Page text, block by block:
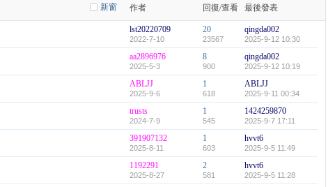
新窗 作者 回復/查看 最後發表
lst20220709
2022-7-10
20
23567
qingda002
2025-9-12 10:30
aa2896976
2025-5-3
8
900
qingda002
2025-9-12 10:19
ABLJJ
2025-9-6
1
618
ABLJJ
2025-9-11 00:34
trusts
2024-7-9
1
545
1424259870
2025-9-7 17:11
391907132
2025-8-11
1
603
hvvt6
2025-9-5 11:49
1192291
2025-8-27
2
581
hvvt6
2025-9-5 11:28